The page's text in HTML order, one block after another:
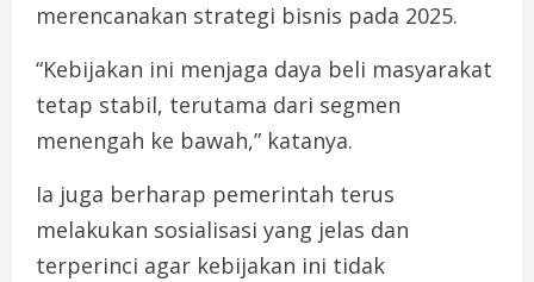
merencanakan strategi bisnis pada 2025.
“Kebijakan ini menjaga daya beli masyarakat
tetap stabil, terutama dari segmen
menengah ke bawah,” katanya.
Ia juga berharap pemerintah terus
melakukan sosialisasi yang jelas dan
terperinci agar kebijakan ini tidak